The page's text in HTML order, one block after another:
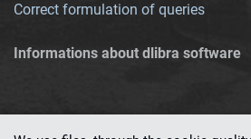
Correct formulation of queries
Informations about dlibra software